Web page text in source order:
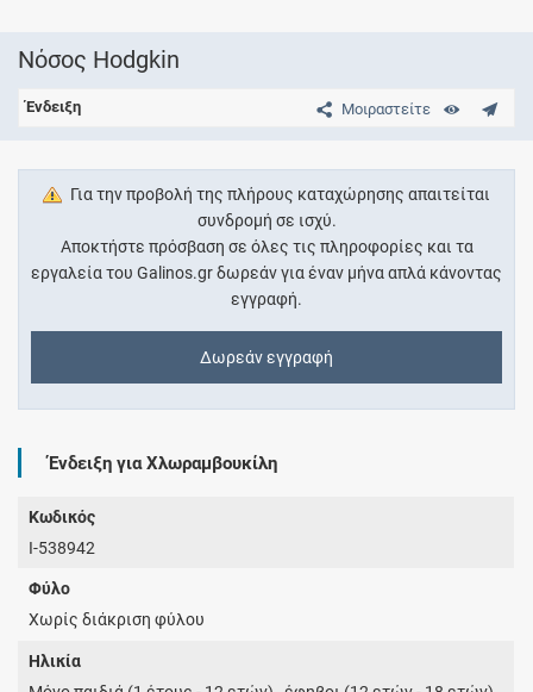
Νόσος Hodgkin
Μοιραστείτε
Ένδειξη
Για την προβολή της πλήρους καταχώρησης απαιτείται
συνδρομή σε ισχύ.
Αποκτήστε πρόσβαση σε όλες τις πληροφορίες και τα
εργαλεία του Galinos.gr δωρεάν για έναν μήνα απλά κάνοντας
εγγραφή.
Δωρεάν εγγραφή
Ένδειξη για Χλωραμβουκίλη
Κωδικός
I-538942
Φύλο
Χωρίς διάκριση φύλου
Ηλικία